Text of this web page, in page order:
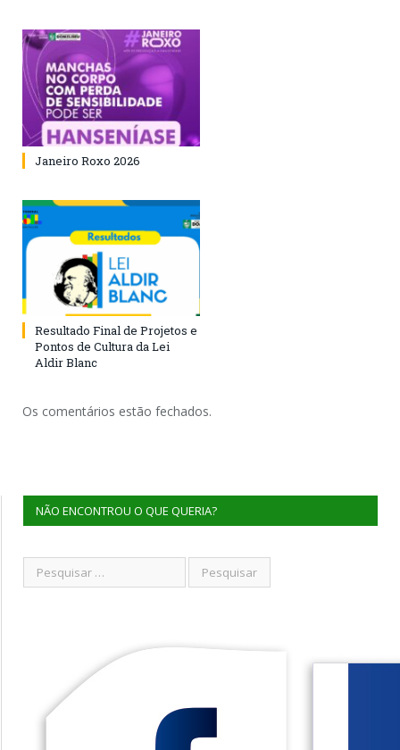
Janeiro Roxo 2026
Resultado Final de Projetos e
Pontos de Cultura da Lei
Aldir Blanc
Os comentários estão fechados.
NÃO ENCONTROU O QUE QUERIA?